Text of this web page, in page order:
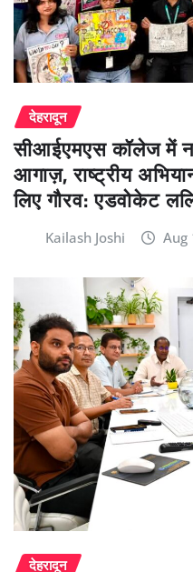
देहरादून
सीआईएमएस कॉलेज में
आगाज़, राष्ट्रीय
लिए गौरव: एडवोकेट
Kailash Joshi Aug
देहरादून